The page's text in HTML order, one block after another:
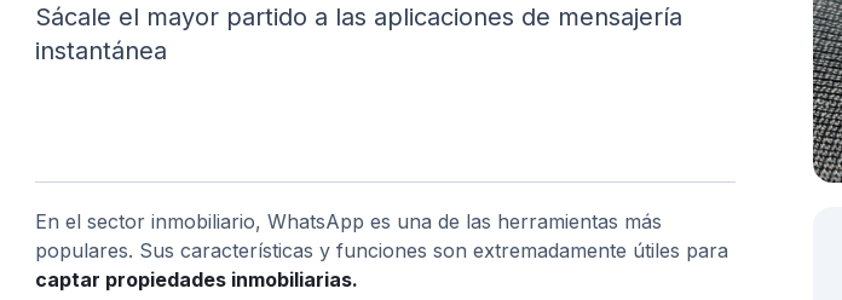
Sácale el mayor partido a las aplicaciones de mensajería
instantánea
En el sector inmobiliario, WhatsApp es una de las herramientas más
populares. Sus características y funciones son extremadamente útiles para
captar propiedades inmobiliarias.